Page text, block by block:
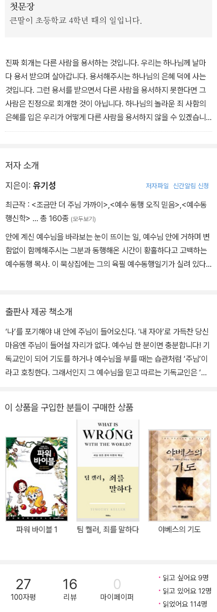
첫문장
큰딸이 초등학교 4학년 때의 일입니다.
진짜 회개는 다른 사람을 용서하는 것입니다. 우리는 하나님께 날마
다 용서 받으며 살아갑니다. 용서해주시는 하나님의 은혜 덕에 사는
것입니다. 그런 용서를 받으면서 다른 사람을 용서하지 못한다면 그
사람은 진정으로 회개한 것이 아닙니다. 하나님의 놀라운 죄 사함의
은혜를 입은 우리가 어떻게 다른 사람을 용서하지 않을 수 있겠습니
까? 우리는 용서밖에 할 일이 없습니다. 이것이 진정한 회개입니다.
저자 소개
지은이: 유기성 저자파일 신간알림 신청
최근작 : <조금만 더 주님 가까이> <예수 동행 오직 믿음> <예수동
행신학> … 총 160종 (모두보기)
안에 계신 예수님을 바라보는 눈이 뜨이는 일, 예수님 안에 거하며 변
함없이 함께해주시는 그분과 동행해온 시간이 황홀하다고 고백하는
예수동행 목사. 이 묵상집에는 그의 육필 예수동행일기가 실려 있다.
그러니 예수동행 40일이자 사순절 40일인 셈이다. 사순절 40일은
누군가에게는 새로운 시작이자 누군가에게는 회복의 시간이며, 은혜
의 시간이 될 수 있다. 그 시간에도 한결같은 주님과의 동행이 있다.
저자는 특별히 이 사순절 40일의 여정이 우리를 십자가 앞에 정직히
세우고 나는 죽고 이제 주님으로 살기 위하여 주님 가까이 더 다가가
후에도 다음 40일도, 다음 400일도, 평생의 모든 날을 주님과 함께
걷기를 소망하는 저자와 우리에게 들려주시는 한결같은 주님의 음성
이 있다. “나와 함께 계속 걸어가자.” 선한목자교회 원로목사이며 현
재 예수동행운동(WITH JESUS MOVEMENT) 이사장으로서 예
수님과 친밀히 동행하기 원하는 분들과 만나는 ‘예수동행 목요집회’,
사역자를 대상으로 하는 ‘예수동행 세미나’, ‘평신도 예수동행훈련’ 등
더 많은 분들에게 예수님과 동행하는 삶을 알리고 가르치는 사역에
전력하고 있다. 저서로 《예수동행 오직믿음》, 《내 안에 거하라》, 《한
시간 기도》, 《나는 죽고 예수로 사는 사람》(이상 규장), 《예수동행일
기》, 《예수님의 사람》(이상 위드지저스) 외 다수가 있다. 예수동행운
출판사 제공 책소개
‘나’를 포기해야 내 안에 주님이 들어오신다. ‘내 자아’로 가득찬 당신
마음엔 주님이 들어설 자리가 없다. 예수님 한 분이면 충분합니다! 기
독교인이 되어 기도를 하거나 예수님을 부를 때는 습관처럼 ‘주님’이
라고 호칭한다. 그래서인지 그 예수님을 믿고 따르는 기독교인은 ‘주
귀 기울이지 않고, 주님이 하신 말씀에 대해 아는 것도 많지 않으며,
알기는 하더라도 아는 그대로 살아가는 것이 아니라면, 도대체 무엇
으로 사는 사람들일까? 선한목자교회 유기성 담임목사는 그의 저서
《나는 죽고 예수로 사는 사람》에서 “주님의 방침을 따르는 것이 아니
라 자기가 하고 싶은 대로 사는 사람을 종이라고 하지는 않는다”고 말
한다. 그런 사람은 또한 “예수님 한 분이면 충분합니다”라는 고백을
하지 못한다. 그런 사람들은 예수님이 주인이 아니라 자신의 자아가
주인이기 때문이다. 그러나 내가 죽고 예수가 내 안에 살게 되면, 나는
죽고 없으므로 예수님 한 분이면 충분하다는 것이다. 그래서 유기성
목사는 이 책에서 “그리스도인은 이제부터 나는 죽고 예수로 사는 사
가에서 죽은 사람을 주님이 찾고 계시다는 사실을 자신의 삶의 체험
과 복음과 말씀이 보여주는 선명한 증거를 통해 조근 조근 들려준다.
내가 십자가에서 죽는 것이 나의 능력 때문이 아니라 주님이 이미 십
이 상품을 구입한 분들이 구매한 상품
파워 바이블 1 팀 켈러, 죄를 말하다 야베스의 기도
27
100자평
16
리뷰
0
마이페이퍼
읽고 싶어요 9명
읽고 있어요 12명
읽었어요 114명